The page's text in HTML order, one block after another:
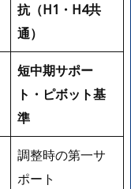
抗（H1・H4共
通）
短中期サポー
ト・ピボット基
準
調整時の第一サ
ポート